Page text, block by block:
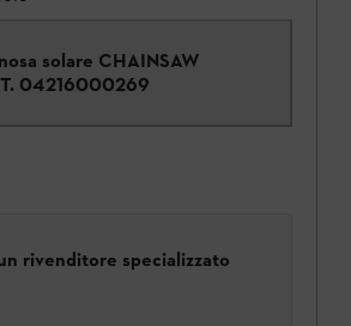
solare CHAINSAW
04216000269
rivenditore specializzato